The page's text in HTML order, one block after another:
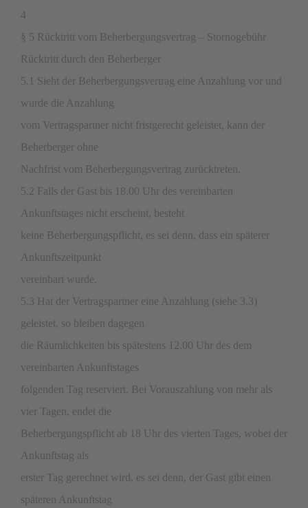
4
§ 5 Rücktritt vom Beherbergungsvertrag – Stornogebühr
Rücktritt durch den Beherberger
5.1 Sieht der Beherbergungsvertrag eine Anzahlung vor und
wurde die Anzahlung
vom Vertragspartner nicht fristgerecht geleistet, kann der
Beherberger ohne
Nachfrist vom Beherbergungsvertrag zurücktreten.
5.2 Falls der Gast bis 18.00 Uhr des vereinbarten
Ankunftstages nicht erscheint, besteht
keine Beherbergungspflicht, es sei denn, dass ein späterer
Ankunftszeitpunkt
vereinbart wurde.
5.3 Hat der Vertragspartner eine Anzahlung (siehe 3.3)
geleistet, so bleiben dagegen
die Räumlichkeiten bis spätestens 12.00 Uhr des dem
vereinbarten Ankunftstages
folgenden Tag reserviert. Bei Vorauszahlung von mehr als
vier Tagen, endet die
Beherbergungspflicht ab 18 Uhr des vierten Tages, wobei der
Ankunftstag als
erster Tag gerechnet wird, es sei denn, der Gast gibt einen
späteren Ankunftstag